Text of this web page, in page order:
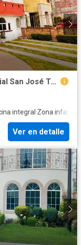
Amplia casa en renta, en residencial San José Toluca, a 10 minutos de aeropuerto
integral ·Zona infantil
Ver en detalle